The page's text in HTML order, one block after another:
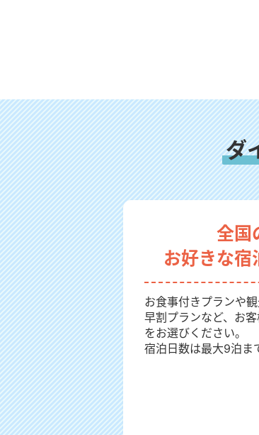
ダ
全国
お好きな宿
お食事付きプランや
早割プランなど、お
をお選びください。
宿泊日数は最大9泊ま